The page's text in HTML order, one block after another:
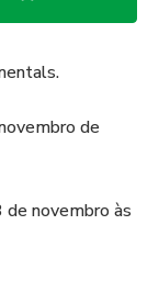
de
novembro às